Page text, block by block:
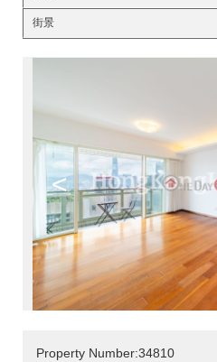
街景
<
Property Number:34810